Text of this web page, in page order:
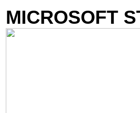
MICROSOFT